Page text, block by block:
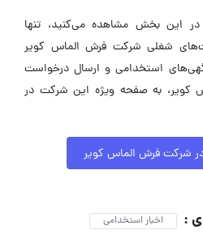
این بخش مشاهده می‌کنید، تنها
شغلی شرکت فرش الماس کویر
استخدامی و ارسال درخواست
کویر، به صفحه ویژه این شرکت در
شرکت فرش الماس کویر
: اخبار استخدامی